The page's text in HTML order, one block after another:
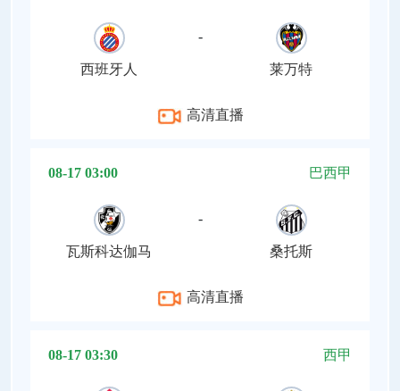
西班牙人
-
莱万特
高清直播
08-17 03:00 巴西甲
瓦斯科达伽马
-
桑托斯
高清直播
08-17 03:30 西甲